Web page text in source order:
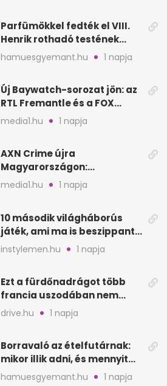
Parfümökkel fedték el VIII.
Henrik rothadó testének
szagát
hamuesgyemant.hu 1 napja
Új Baywatch-sorozat jön: az
RTL Fremantle és a FOX
készíti
media1.hu 1 napja
AXN Crime újra
Magyarországon:
szeptembertől a Viasat Film
media1.hu 1 napja
10 második világháborús
játék, ami ma is beszippant
a képernyő elé
instylemen.hu 1 napja
Ezt a fürdőnadrágot több
francia uszodában nem
fogadják el
drive.hu 1 napja
Borravaló az ételfutárnak:
mikor illik adni, és mennyit
rendeléskor?
hamuesgyemant.hu 1 napja